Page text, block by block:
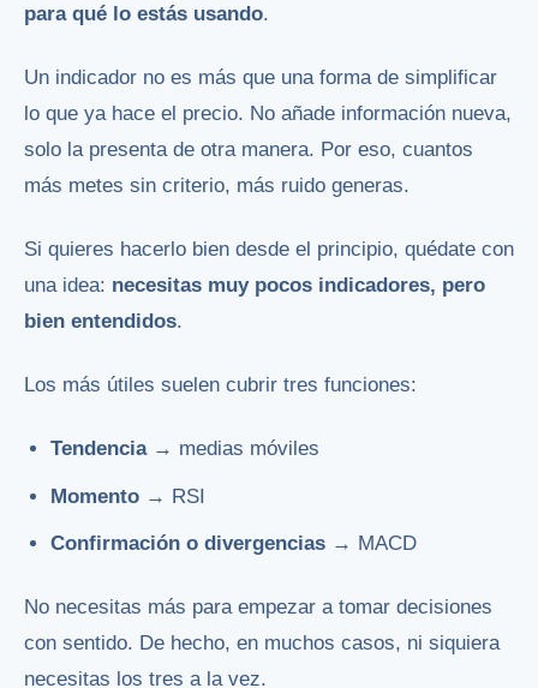
para qué lo estás usando.
Un indicador no es más que una forma de simplificar
lo que ya hace el precio. No añade información nueva,
solo la presenta de otra manera. Por eso, cuantos
más metes sin criterio, más ruido generas.
Si quieres hacerlo bien desde el principio, quédate con
una idea: necesitas muy pocos indicadores, pero
bien entendidos.
Los más útiles suelen cubrir tres funciones:
Tendencia→ medias móviles
Momento → RSI
Confirmación o divergencias → MACD
No necesitas más para empezar a tomar decisiones
con sentido. De hecho, en muchos casos, ni siquiera
necesitas los tres a la vez.